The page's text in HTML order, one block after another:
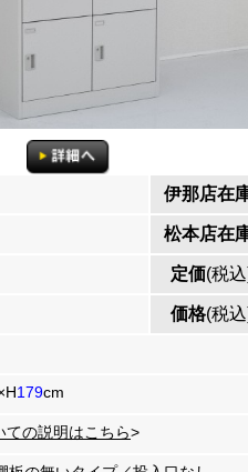
伊那店在
松本店在
定価(税
価格(税
179cm
ての説明はこちら>